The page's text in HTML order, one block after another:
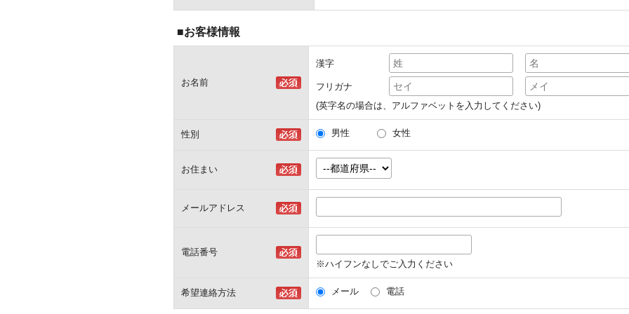
■お客様情報
お名前
漢字
フリガナ
(英字名の場合は、アルファベットを入力してください)
性別 男性 女性
お住まい
メールアドレス
電話番号
※ハイフンなしでご入力ください
希望連絡方法 メール 電話